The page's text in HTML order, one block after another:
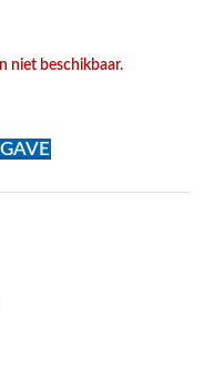
niet beschikbaar.